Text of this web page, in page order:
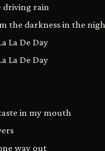
driving rain
the darkness in the
La De Day
La De Day
in my mouth
way out